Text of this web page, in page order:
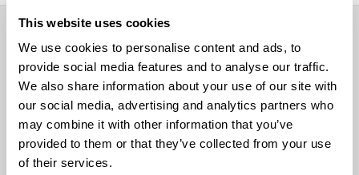
This website uses cookies
We use cookies to personalise content and ads, to
provide social media features and to analyse our traffic.
We also share information about your use of our site with
our social media, advertising and analytics partners who
may combine it with other information that you’ve
provided to them or that they’ve collected from your use
of their services.
Servizi aggiuntivi
Ritiro Usato
I nostri esperti ti forniranno una valutazione gratuita della